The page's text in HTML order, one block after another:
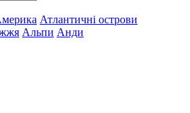
Атлантичні острови
Альпи Анди